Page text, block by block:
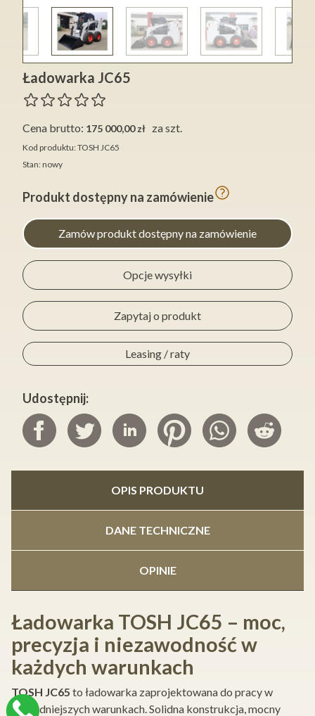
Ładowarka JC65
Cena brutto: 175 000,00 zł za szt.
Kod produktu: TOSH JC65
Stan: nowy
Produkt dostępny na zamówienie
Zamów produkt dostępny na zamówienie
Opcje wysyłki
Zapytaj o produkt
Leasing / raty
Udostępnij:
OPIS PRODUKTU
DANE TECHNICZNE
OPINIE
Ładowarka TOSH JC65 – moc,
precyzja i niezawodność w
każdych warunkach
TOSH JC65 to ładowarka zaprojektowana do pracy w
najtrudniejszych warunkach. Solidna konstrukcja, mocny